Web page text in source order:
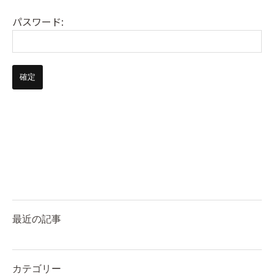
パスワード:
最近の記事
カテゴリー